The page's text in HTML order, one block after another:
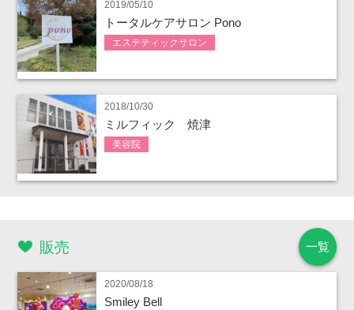
2019/05/10
トータルケアサロン Pono
エステティックサロン
2018/10/30
ミルフィック 焼津
美容院
一覧
販売
2020/08/18
Smiley Bell